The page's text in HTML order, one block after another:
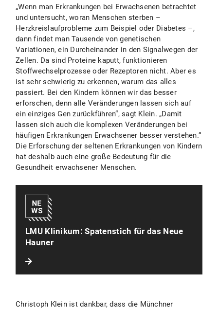
„Wenn man Erkrankungen bei Erwachsenen betrachtet
und untersucht, woran Menschen sterben –
Herzkreislaufprobleme zum Beispiel oder Diabetes –,
dann findet man Tausende von genetischen
Variationen, ein Durcheinander in den Signalwegen der
Zellen. Da sind Proteine kaputt, funktionieren
Stoffwechselprozesse oder Rezeptoren nicht. Aber es
ist sehr schwierig zu erkennen, warum das alles
passiert. Bei den Kindern können wir das besser
erforschen, denn alle Veränderungen lassen sich auf
ein einziges Gen zurückführen“, sagt Klein. „Damit
lassen sich auch die komplexen Veränderungen bei
häufigen Erkrankungen Erwachsener besser verstehen.“
Die Erforschung der seltenen Erkrankungen von Kindern
hat deshalb auch eine große Bedeutung für die
Gesundheit erwachsener Menschen.
LMU Klinikum: Spatenstich für das Neue
Hauner
Christoph Klein ist dankbar, dass die Münchner